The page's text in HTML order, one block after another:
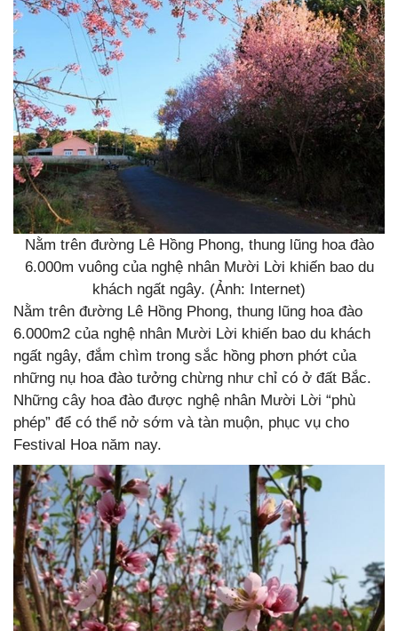
Nằm trên đường Lê Hồng Phong, thung lũng hoa đào
6.000m vuông của nghệ nhân Mười Lời khiến bao du
khách ngất ngây. (Ảnh: Internet)
Nằm trên đường Lê Hồng Phong, thung lũng hoa đào
6.000m2 của nghệ nhân Mười Lời khiến bao du khách
ngất ngây, đắm chìm trong sắc hồng phơn phớt của
những nụ hoa đào tưởng chừng như chỉ có ở đất Bắc.
Những cây hoa đào được nghệ nhân Mười Lời “phù
phép” để có thể nở sớm và tàn muộn, phục vụ cho
Festival Hoa năm nay.